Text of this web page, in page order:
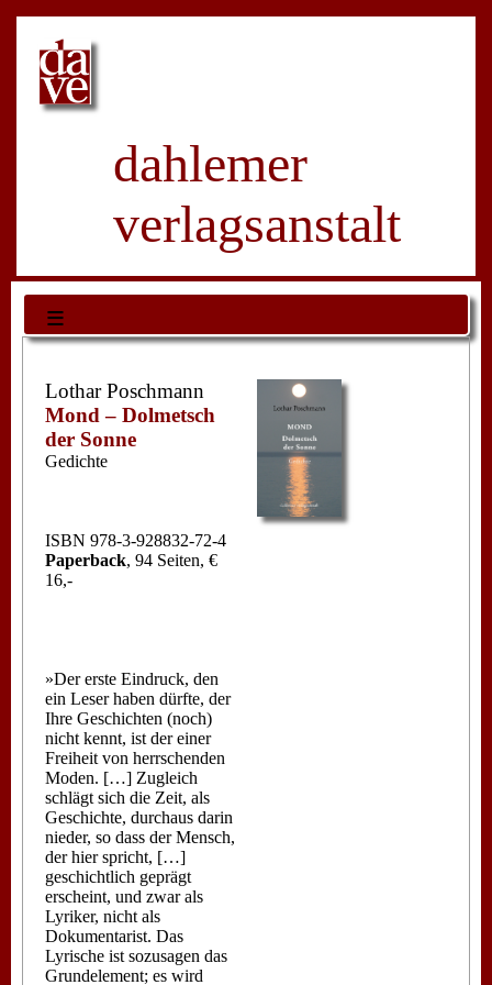
dahlemer
verlagsanstalt
≡
Lothar Poschmann
Mond – Dolmetsch
der Sonne
Gedichte
ISBN 978-3-928832-72-4
Paperback, 94 Seiten, €
16,-
»Der erste Eindruck, den
ein Leser haben dürfte, der
Ihre Geschichten (noch)
nicht kennt, ist der einer
Freiheit von herrschenden
Moden. […] Zugleich
schlägt sich die Zeit, als
Geschichte, durchaus darin
nieder, so dass der Mensch,
der hier spricht, […]
geschichtlich geprägt
erscheint, und zwar als
Lyriker, nicht als
Dokumentarist. Das
Lyrische ist sozusagen das
Grundelement; es wird